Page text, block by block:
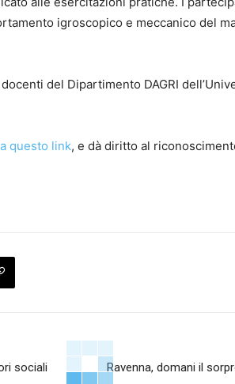
igroscopico e meccanico del
del Dipartimento DAGRI
a questo link, e dà diritto al
sociali
Ravenna, domani il